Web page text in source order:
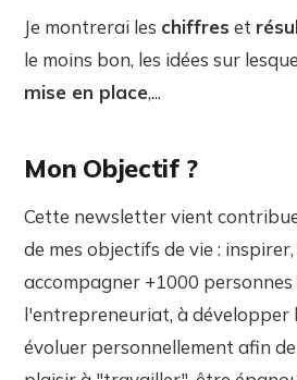
Je montrerai les chiffres et
le moins bon, les idées sur
mise en place,...
Mon Objectif ?
Cette newsletter vient
de mes objectifs de vie :
accompagner +1000 personnes
l'entrepreneuriat, à développer
évoluer personnellement afin